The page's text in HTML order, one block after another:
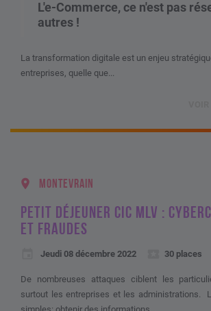
L'e-Commerce, ce n'est pas
autres !
La transformation digitale est un enjeu
entreprises, quelle que...
MONTEVRAIN
PETIT DÉJEUNER CIC MLV :
ET FRAUDES
Jeudi 08 décembre 2022 30 places
De nombreuses attaques ciblent les
surtout les entreprises et les administrations.